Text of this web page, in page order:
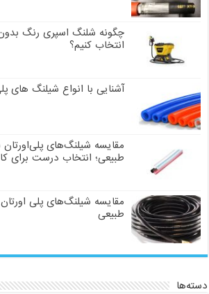
چگونه شلنگ اسپری رنگ
انتخاب کنیم؟
آشنایی با انواع شیلنگ های
مقایسه شیلنگ‌های
طبیعی؛ انتخاب درست برای
مقایسه شیلنگ‌های پلی
طبیعی
دسته‌ها